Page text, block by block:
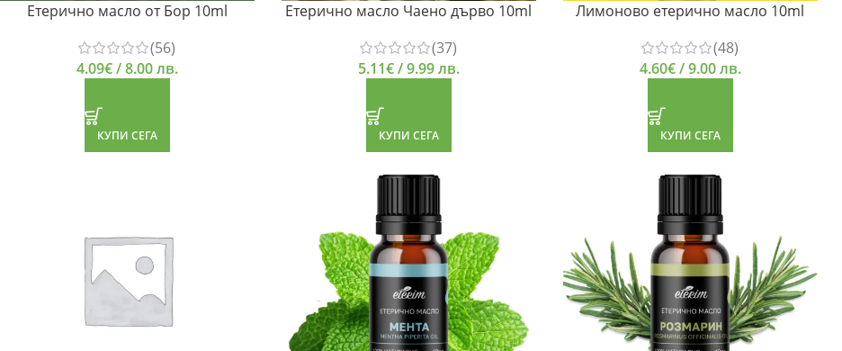
Етерично масло от Бор 10ml
(56)
4.09€/ 8.00 лв.
КУПИ СЕГА
Етерично масло Чаено дърво 10ml
(37)
5.11€/ 9.99 лв.
КУПИ СЕГА
Лимоново етерично масло 10ml
(48)
4.60€/ 9.00 лв.
КУПИ СЕГА